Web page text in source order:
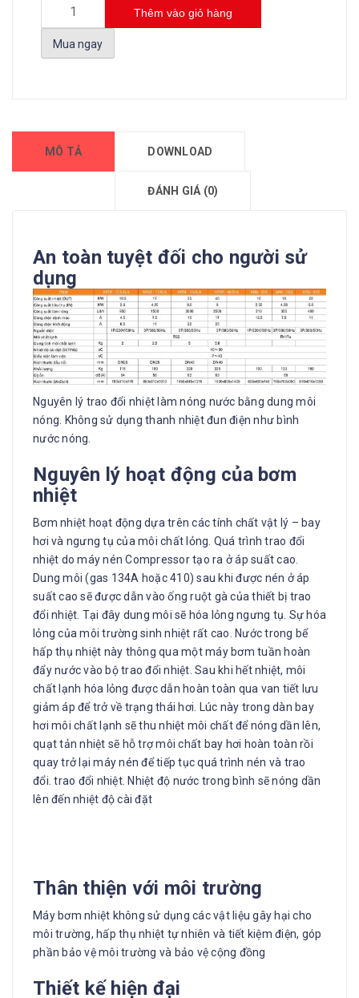
Thêm vào giỏ hàng
Mua ngay
MÔ TẢ DOWNLOAD
ĐÁNH GIÁ (0)
An toàn tuyệt đối cho người sử
dụng
Nguyên lý trao đổi nhiệt làm nóng nước bằng dung môi
nóng. Không sử dụng thanh nhiệt đun điện như bình
nước nóng.
Nguyên lý hoạt động của bơm
nhiệt
Bơm nhiệt hoạt động dựa trên các tính chất vật lý – bay
hơi và ngưng tụ của môi chất lỏng. Quá trình trao đổi
nhiệt do máy nén Compressor tạo ra ở áp suất cao.
Dung môi (gas 134A hoặc 410) sau khi được nén ở áp
suất cao sẽ được dẫn vào ống ruột gà của thiết bị trao
đổi nhiệt. Tại đây dung môi sẽ hóa lỏng ngưng tụ. Sự hóa
lỏng của môi trường sinh nhiệt rất cao. Nước trong bể
hấp thụ nhiệt này thông qua một máy bơm tuần hoàn
đẩy nước vào bộ trao đổi nhiệt. Sau khi hết nhiệt, môi
chất lạnh hóa lỏng được dẫn hoàn toàn qua van tiết lưu
giảm áp để trở về trạng thái hơi. Lúc này trong dàn bay
hơi môi chất lạnh sẽ thu nhiệt môi chất để nóng dần lên,
quạt tản nhiệt sẽ hỗ trợ môi chất bay hơi hoàn toàn rồi
quay trở lại máy nén để tiếp tục quá trình nén và trao
đổi. trao đổi nhiệt. Nhiệt độ nước trong bình sẽ nóng dần
lên đến nhiệt độ cài đặt
Thân thiện với môi trường
Máy bơm nhiệt không sử dụng các vật liệu gây hại cho
môi trường, hấp thụ nhiệt tự nhiên và tiết kiệm điện, góp
phần bảo vệ môi trường và bảo vệ cộng đồng
Thiết kế hiện đại